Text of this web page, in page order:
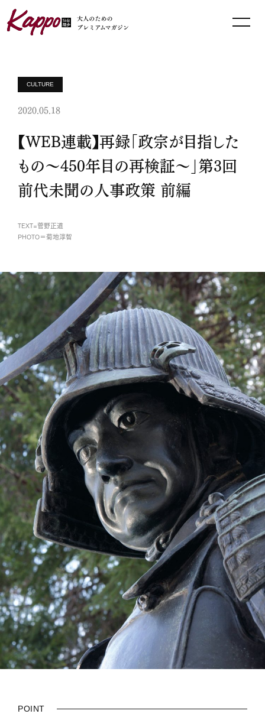
CULTURE
2020.05.18
【WEB連載】再録「政宗が目指した
もの～450年目の再検証～」第3回
前代未聞の人事政策 前編
TEXT=菅野正道
PHOTO＝菊地淳智
POINT